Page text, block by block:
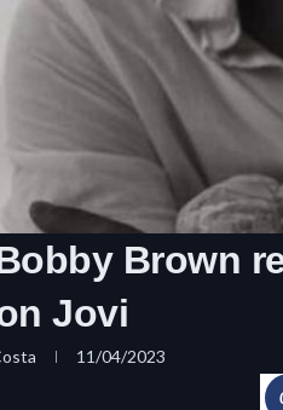
Brown
Jovi
11/04/2023